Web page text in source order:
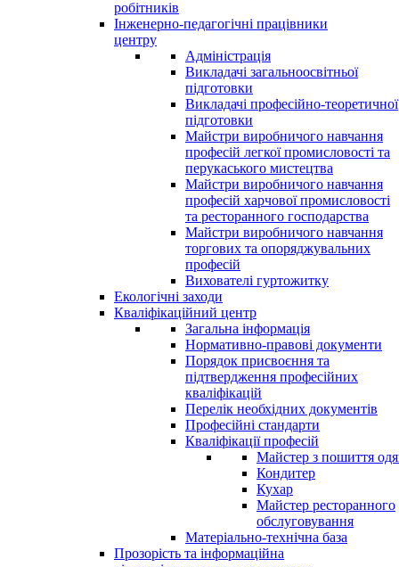
робітників
Інженерно-педагогічні працівники
центру
Адміністрація
Викладачі загальноосвітньої
підготовки
Викладачі професійно-теоретичної
підготовки
Майстри виробничого навчання
професій легкої промисловості та
перукаського мистецтва
Майстри виробничого навчання
професій харчової промисловості
та ресторанного господарства
Майстри виробничого навчання
торгових та опоряджувальних
професій
Вихователі гуртожитку
Екологічні заходи
Кваліфікаційний центр
Загальна інформація
Нормативно-правові документи
Порядок присвоєння та
підтвердження професійних
кваліфікацій
Перелік необхідних документів
Професійні стандарти
Кваліфікації професій
Майстер з пошиття
Кондитер
Кухар
Майстер ресторанного
обслуговування
Матеріально-технічна база
Прозорість та інформаційна